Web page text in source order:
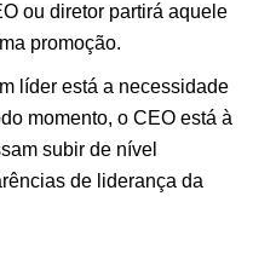
ou diretor partirá aquele
promoção.
líder está a necessidade
momento, o CEO está à
subir de nível
de liderança da